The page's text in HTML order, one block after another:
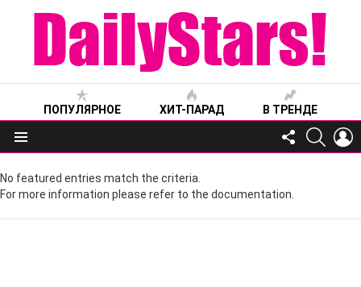
ПОПУЛЯРНОЕ ХИТ-ПАРАД В ТРЕНДЕ
Меню
FOLLOW
US
No featured entries match the criteria.
For more information please refer to the documentation.